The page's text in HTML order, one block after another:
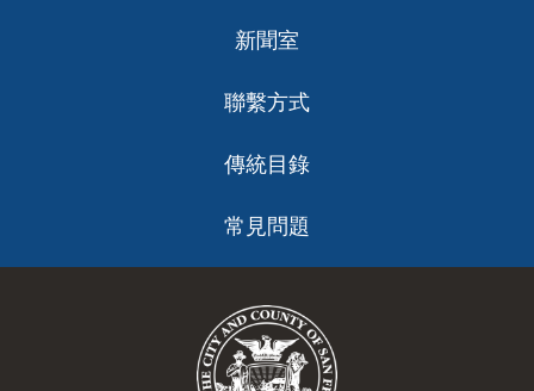
新聞室
聯繫方式
傳統目錄
常見問題